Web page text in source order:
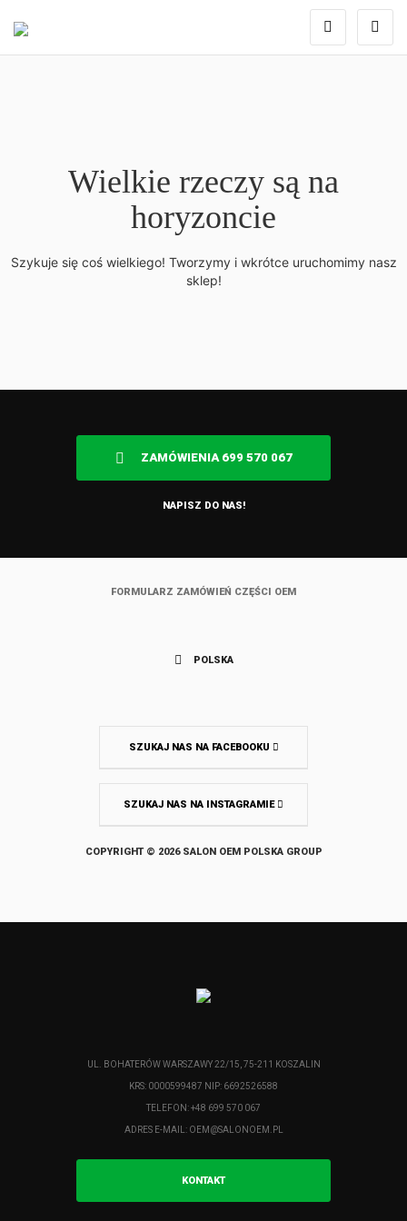
Wielkie rzeczy są na
horyzoncie
Szykuje się coś wielkiego! Tworzymy i wkrótce uruchomimy nasz
sklep!
ZAMÓWIENIA 699 570 067
NAPISZ DO NAS!
FORMULARZ ZAMÓWIEŃ CZĘŚCI OEM
POLSKA
SZUKAJ NAS NA FACEBOOKU
SZUKAJ NAS NA INSTAGRAMIE
COPYRIGHT © 2026 SALON OEM POLSKA GROUP
UL. BOHATERÓW WARSZAWY 22/15, 75-211 KOSZALIN
KRS: 0000599487 NIP: 6692526588
TELEFON: +48 699 570 067
ADRES E-MAIL: OEM@SALONOEM.PL
KONTAKT